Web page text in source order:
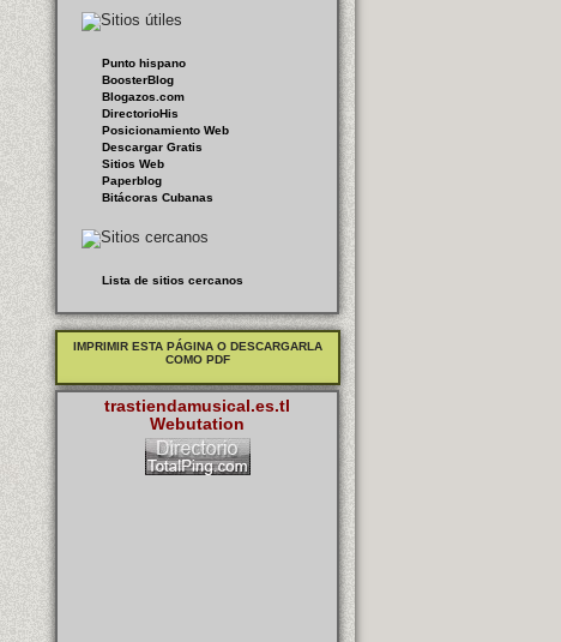
Punto hispano
BoosterBlog
Blogazos.com
DirectorioHis
Posicionamiento Web
Descargar Gratis
Sitios Web
Paperblog
Bitácoras Cubanas
Lista de sitios cercanos
IMPRIMIR ESTA PÁGINA O DESCARGARLA
COMO PDF
trastiendamusical.es.tl
Webutation